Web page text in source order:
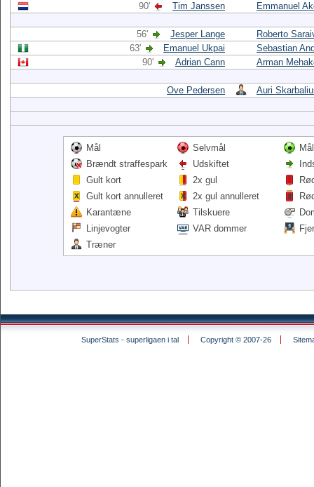
90'
Tim Janssen Emmanuel
56' Jesper Lange
Roberto
63'
Emanuel Ukpai
Sebastian
90'
Adrian Cann Arman
Ove Pedersen Auri
Mål Selvmål
Brændt straffespark
Udskiftet
Gult kort
2x gul
Gult kort annulleret
2x gul annulleret
Karantæne
Tilskuere
Linjevogter
VAR dommer
Træner
SuperStats - superligaen i tal Copyright © 2007-26